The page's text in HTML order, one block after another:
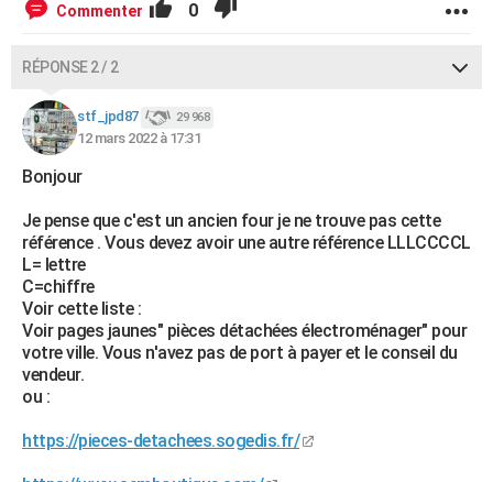
Commenter 0
RÉPONSE 2 / 2
stf_jpd87 29 968
12 mars 2022 à 17:31
Bonjour
Je pense que c'est un ancien four je ne trouve pas cette
référence . Vous devez avoir une autre référence LLLCCCCL
L= lettre
C=chiffre
Voir cette liste :
Voir pages jaunes" pièces détachées électroménager" pour
votre ville. Vous n'avez pas de port à payer et le conseil du
vendeur.
ou :
https://pieces-detachees.sogedis.fr/